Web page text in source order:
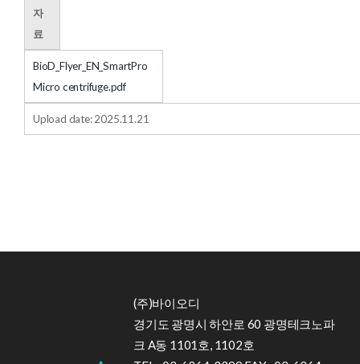
자
료
BioD_Flyer_EN_SmartPro
Micro centrifuge.pdf
Upload date: 2025.11.21
(주)바이오디
경기도 광명시 하안로 60 광명테크노파
크 A동 1101호, 1102호